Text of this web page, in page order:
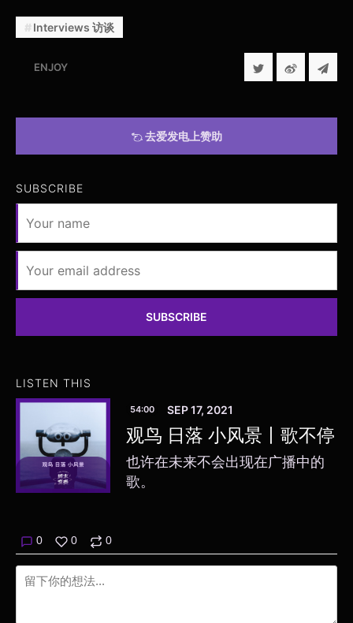
Interviews 访谈
ENJOY
去爱发电上赞助
SUBSCRIBE
SUBSCRIBE
LISTEN THIS
54:00 SEP 17, 2021
观鸟 日落 小风景丨歌不停
也许在未来不会出现在广播中的
歌。